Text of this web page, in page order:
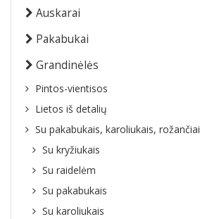
Auskarai
Pakabukai
Grandinėlės
Pintos-vientisos
Lietos iš detalių
Su pakabukais, karoliukais, rožančiai
Su kryžiukais
Su raidelėm
Su pakabukais
Su karoliukais